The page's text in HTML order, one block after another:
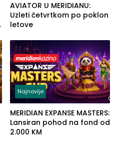
AVIATOR U MERIDIANU:
Uzleti četvrtkom po poklon
letove
Najnovije
MERIDIAN EXPANSE MASTERS:
Lansiran pohod na fond od
2.000 KM